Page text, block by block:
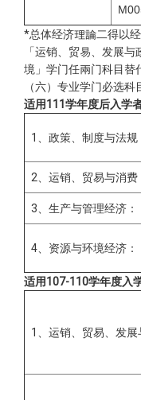
*总体经济理論二得以
「运销、贸易、发展
境」学门任兩门科目替
（六）专业学门必选科
适用111学年度后入学
1、政策、制度与法规
2、运销、贸易与消费
3、生产与管理经济：
4、资源与环境经济：
适用107-110学年度入
1、 运销、贸易、发展